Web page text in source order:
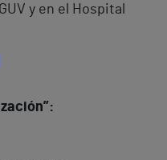
y en el Hospital